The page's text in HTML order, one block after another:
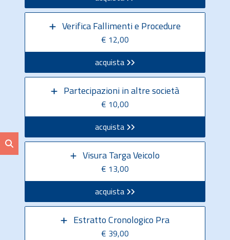
Verifica Fallimenti e Procedure
€ 12,00
acquista
Partecipazioni in altre società
€ 10,00
acquista
Visura Targa Veicolo
€ 13,00
acquista
Estratto Cronologico Pra
€ 39,00